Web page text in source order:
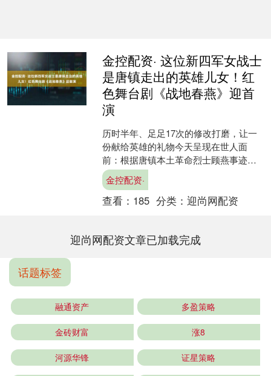
金控配资· 这位新四军女战士
是唐镇走出的英雄儿女！红
色舞台剧《战地春燕》迎首
演
历时半年、足足17次的修改打磨，让一
份献给英雄的礼物今天呈现在世人面
前：根据唐镇本土革命烈士顾燕事迹创
作的红色舞台剧《战地春燕》迎来首
演。这是该镇持续发掘保护本....
金控配资·
查看： 185 分类： 迎尚网配资
迎尚网配资文章已加载完成
话题标签
融通资产 多盈策略
金砖财富 涨8
河源华锋 证星策略